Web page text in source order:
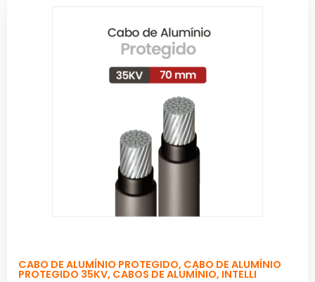
CABO DE ALUMÍNIO PROTEGIDO, CABO DE ALUMÍNIO
PROTEGIDO 35KV, CABOS DE ALUMÍNIO, INTELLI